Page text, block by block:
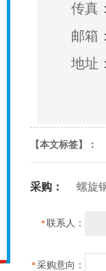
传真
邮箱
地址
【本文标签】：
采购： 螺旋
*联系人：
*采购意向：